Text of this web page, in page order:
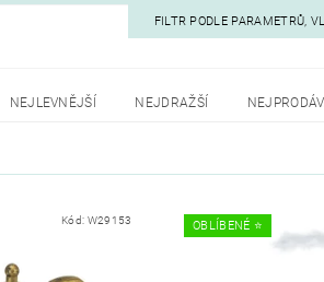
FILTR PODLE PARAMETRŮ,
NEJLEVNĚJŠÍ NEJDRAŽŠÍ
Kód: W29153 OBLÍBENÉ ⭐️